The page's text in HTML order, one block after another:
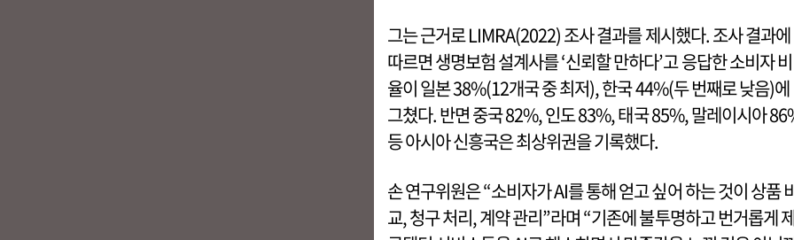
그는 근거로 LIMRA(2022) 조사 결과를 제시했다. 조사 결과에
따르면 생명보험 설계사를 ‘신뢰할 만하다’고 응답한 소비자 비
율이 일본 38%(12개국 중 최저), 한국 44%(두 번째로 낮음)에
그쳤다. 반면 중국 82%, 인도 83%, 태국 85%, 말레이시아
등 아시아 신흥국은 최상위권을 기록했다.
손 연구위원은 “소비자가 AI를 통해 얻고 싶어 하는 것이 상품
교, 청구 처리, 계약 관리”라며 “기존에 불투명하고 번거롭게